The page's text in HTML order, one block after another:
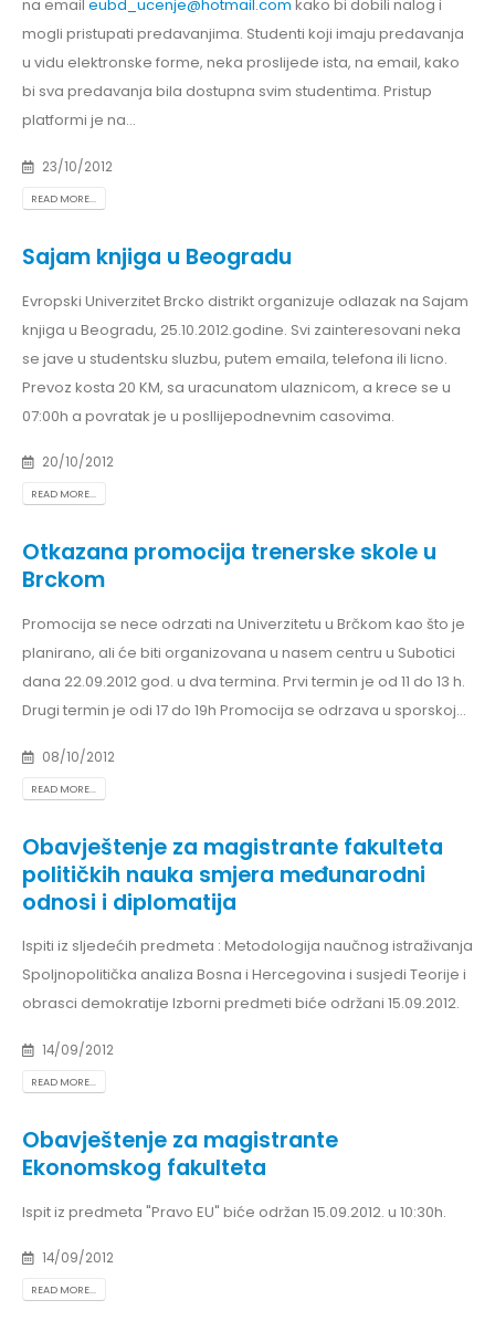
na email eubd_ucenje@hotmail.com kako bi dobili nalog i
mogli pristupati predavanjima. Studenti koji imaju predavanja
u vidu elektronske forme, neka proslijede ista, na email, kako
bi sva predavanja bila dostupna svim studentima. Pristup
platformi je na...
23/10/2012
READ MORE...
Sajam knjiga u Beogradu
Evropski Univerzitet Brcko distrikt organizuje odlazak na Sajam
knjiga u Beogradu, 25.10.2012.godine. Svi zainteresovani neka
se jave u studentsku sluzbu, putem emaila, telefona ili licno.
Prevoz kosta 20 KM, sa uracunatom ulaznicom, a krece se u
07:00h a povratak je u posllijepodnevnim casovima.
20/10/2012
READ MORE...
Otkazana promocija trenerske skole u
Brckom
Promocija se nece odrzati na Univerzitetu u Brčkom kao što je
planirano, ali će biti organizovana u nasem centru u Subotici
dana 22.09.2012 god. u dva termina. Prvi termin je od 11 do 13 h.
Drugi termin je odi 17 do 19h Promocija se odrzava u sporskoj...
08/10/2012
READ MORE...
Obavještenje za magistrante fakulteta
političkih nauka smjera međunarodni
odnosi i diplomatija
Ispiti iz sljedećih predmeta : Metodologija naučnog istraživanja
Spoljnopolitička analiza Bosna i Hercegovina i susjedi Teorije i
obrasci demokratije Izborni predmeti biće održani 15.09.2012.
14/09/2012
READ MORE...
Obavještenje za magistrante
Ekonomskog fakulteta
Ispit iz predmeta "Pravo EU" biće održan 15.09.2012. u 10:30h.
14/09/2012
READ MORE...